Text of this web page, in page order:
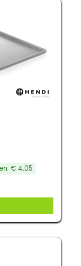
€ 4,05